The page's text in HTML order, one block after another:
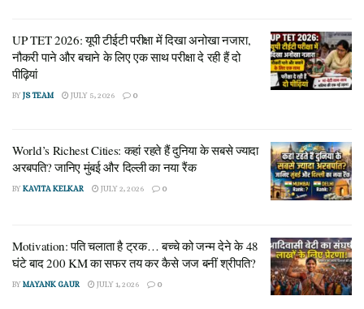
UP TET 2026: यूपी टीईटी परीक्षा में दिखा अनोखा नजारा,
नौकरी पाने और बचाने के लिए एक साथ परीक्षा दे रही हैं दो
पीढ़ियां
BYJS TEAM JULY 5, 2026 0
World’s Richest Cities: कहां रहते हैं दुनिया के सबसे ज्यादा
अरबपति? जानिए मुंबई और दिल्ली का नया रैंक
BYKAVITA KELKAR JULY 2, 2026 0
Motivation: पति चलाता है ट्रक… बच्चे को जन्म देने के 48
घंटे बाद 200 KM का सफर तय कर कैसे जज बनीं श्रीपति?
BYMAYANK GAUR JULY 1, 2026 0